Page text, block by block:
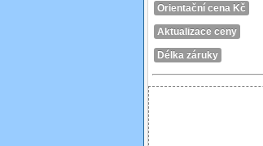
Orientační cena Kč
Aktualizace ceny
Délka záruky